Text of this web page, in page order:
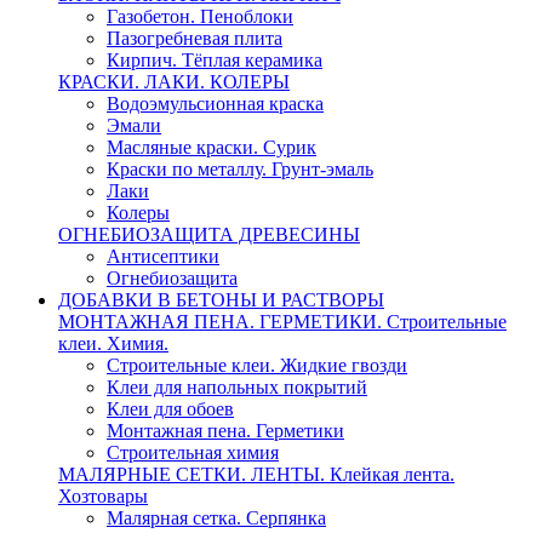
Газобетон. Пеноблоки
Пазогребневая плита
Кирпич. Тёплая керамика
КРАСКИ. ЛАКИ. КОЛЕРЫ
Водоэмульсионная краска
Эмали
Масляные краски. Сурик
Краски по металлу. Грунт-эмаль
Лаки
Колеры
ОГНЕБИОЗАЩИТА ДРЕВЕСИНЫ
Антисептики
Огнебиозащита
ДОБАВКИ В БЕТОНЫ И РАСТВОРЫ
МОНТАЖНАЯ ПЕНА. ГЕРМЕТИКИ. Строительные
клеи. Химия.
Строительные клеи. Жидкие гвозди
Клеи для напольных покрытий
Клеи для обоев
Монтажная пена. Герметики
Строительная химия
МАЛЯРНЫЕ СЕТКИ. ЛЕНТЫ. Клейкая лента.
Хозтовары
Малярная сетка. Серпянка